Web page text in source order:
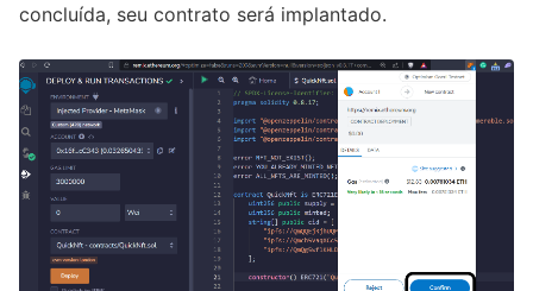
concluída, seu contrato será implantado.